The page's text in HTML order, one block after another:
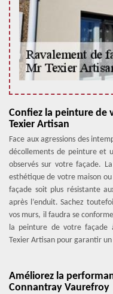
Confiez la peinture de
Texier Artisan
Face aux agressions des
décollements de peinture et
observés sur votre façade.
esthétique de votre maison
façade soit plus résistante
après l’enduit. Sachez
vos murs, il faudra se
la peinture de votre façade
Texier Artisan pour garantir
Améliorez la
Connantray Vaurefroy